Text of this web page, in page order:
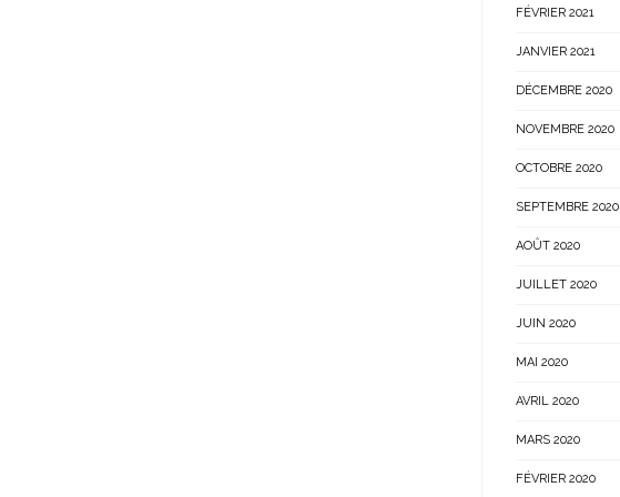
FÉVRIER 2021
JANVIER 2021
DÉCEMBRE 2020
NOVEMBRE 2020
OCTOBRE 2020
SEPTEMBRE 2020
AOÛT 2020
JUILLET 2020
JUIN 2020
MAI 2020
AVRIL 2020
MARS 2020
FÉVRIER 2020